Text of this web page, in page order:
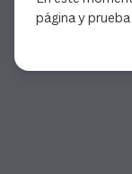
página y